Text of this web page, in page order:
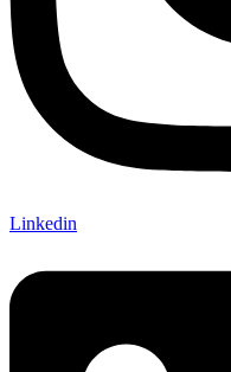
Linkedin